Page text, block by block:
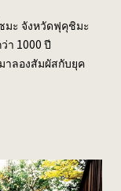
มะ จังหวัดฟุคุชิมะ
า 1000 ปี
าลองสัมผัสกับยุค